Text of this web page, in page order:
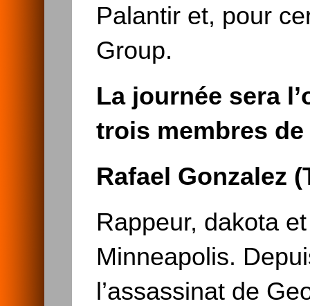
Palantir et, pour
Group.
La journée sera
trois membres
Rafael Gonzalez
Rappeur, dakota
Minneapolis.
l’assassinat de